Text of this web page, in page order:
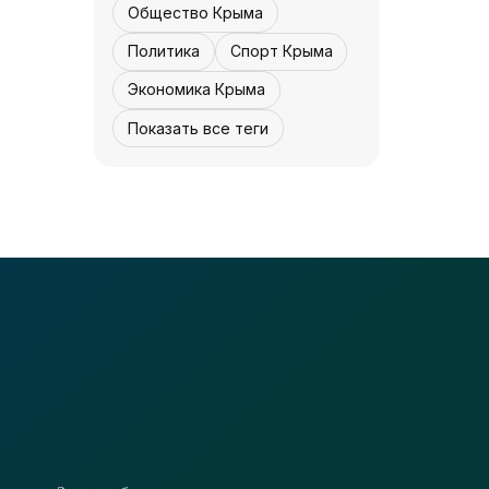
12:30
- «Культура
Общество Крыма
Политика Спорт Крыма
Экономика Крыма
Показать все теги